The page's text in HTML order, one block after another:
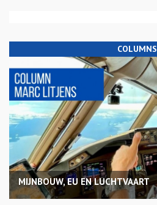
COLUMNS
MIJNBOUW, EU EN LUCHTVAART